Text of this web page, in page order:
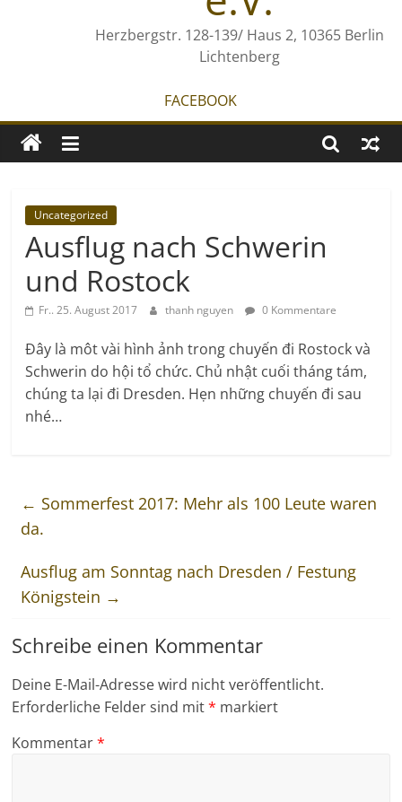
Herzbergstr. 128-139/ Haus 2, 10365 Berlin
Lichtenberg
FACEBOOK
Uncategorized
Ausflug nach Schwerin
und Rostock
Fr.. 25. August 2017 thanh nguyen 0 Kommentare
Đây là môt vài hình ảnh trong chuyến đi Rostock và
Schwerin do hội tổ chức. Chủ nhật cuối tháng tám,
chúng ta lại đi Dresden. Hẹn những chuyến đi sau
nhé…
← Sommerfest 2017: Mehr als 100 Leute waren
da.
Ausflug am Sonntag nach Dresden / Festung
Königstein →
Schreibe einen Kommentar
Deine E-Mail-Adresse wird nicht veröffentlicht.
Erforderliche Felder sind mit* markiert
Kommentar*